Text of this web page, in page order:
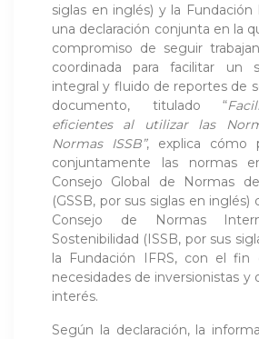
siglas en inglés) y la Fundación
una declaración conjunta en la
compromiso de seguir
coordinada para facilitar un
integral y fluido de reportes de
documento, titulado “
eficientes al utilizar las
Normas ISSB”, explica cómo
conjuntamente las normas
Consejo Global de Normas
(GSSB, por sus siglas en inglés)
Consejo de Normas
Sostenibilidad (ISSB, por sus
la Fundación IFRS, con el fin
necesidades de inversionistas y
interés.
Según la declaración, la